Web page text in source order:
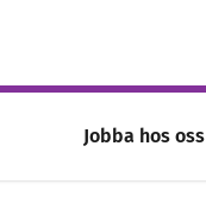
Jobba hos oss